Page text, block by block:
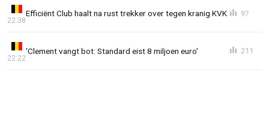
Efficiënt Club haalt na rust trekker over tegen kranig KVK
22:38
97
'Clement vangt bot: Standard eist 8 miljoen euro'
22:22
211